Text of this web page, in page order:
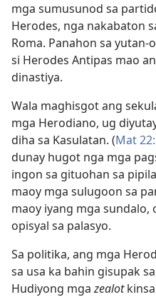
mga sumusunod sa
Herodes, nga nakabaton
Roma. Panahon sa
si Herodes Antipas mao
dinastiya.
Wala maghisgot ang
mga Herodiano, ug
diha sa Kasulatan. (Mat
dunay hugot nga mga
ingon sa gituohan sa
maoy mga sulugoon sa
maoy iyang mga sundalo,
opisyal sa palasyo.
Sa politika, ang mga
sa usa ka bahin gisupak
Hudiyong mgazealotkinsa